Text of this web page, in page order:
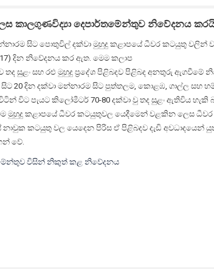
කාලගුණවිද්‍යා දෙපාර්තමේන්තුව නිවේදනය
සිට පොතුවිල් දක්වා මුහුදු කළාපයේ ධීවර කටයුතු
දින නිවේදනය කර ඇත. මෙම කලාප
තද සුළං සහ රළු මුහුදු ප්‍රදේශ පිළිබදව පිළිබද අනතුරු
20 දින දක්වා මන්නාරම සිට පුත්තලම, කොළඹ, ගාල්ල සහ
විට පැයට කිලෝමීටර් 70-80 දක්වා වු තද සුළං ඇතිවිය හැකි
මුහුදු කළාපයේ ධීවර කටයුතුවල යෙදීමෙන් වළකින ලෙස ධීවර
කටයුතු වල යෙදෙන පිරිස ඒ පිළිබදව දැඩි අවධාදයෙන්
වේ.
විසින් නිකුත් කළ නිවේදනය